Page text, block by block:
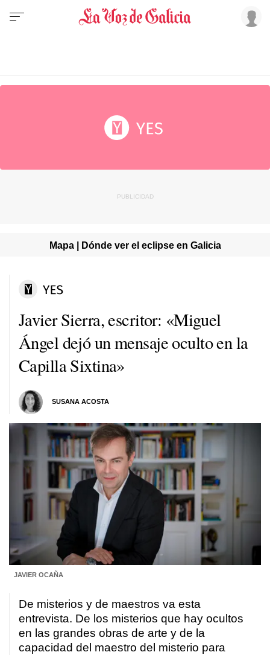
Mapa | Dónde ver el eclipse en Galicia
Javier Sierra, escritor: «Miguel
Ángel dejó un mensaje oculto en la
Capilla Sixtina»
SUSANA ACOSTA
JAVIER OCAÑA
De misterios y de maestros va esta
entrevista. De los misterios que hay ocultos
en las grandes obras de arte y de la
capacidad del maestro del misterio para